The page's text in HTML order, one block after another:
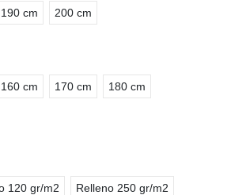
190 cm 200 cm
160 cm 170 cm 180 cm
120 gr/m2 Relleno 250 gr/m2